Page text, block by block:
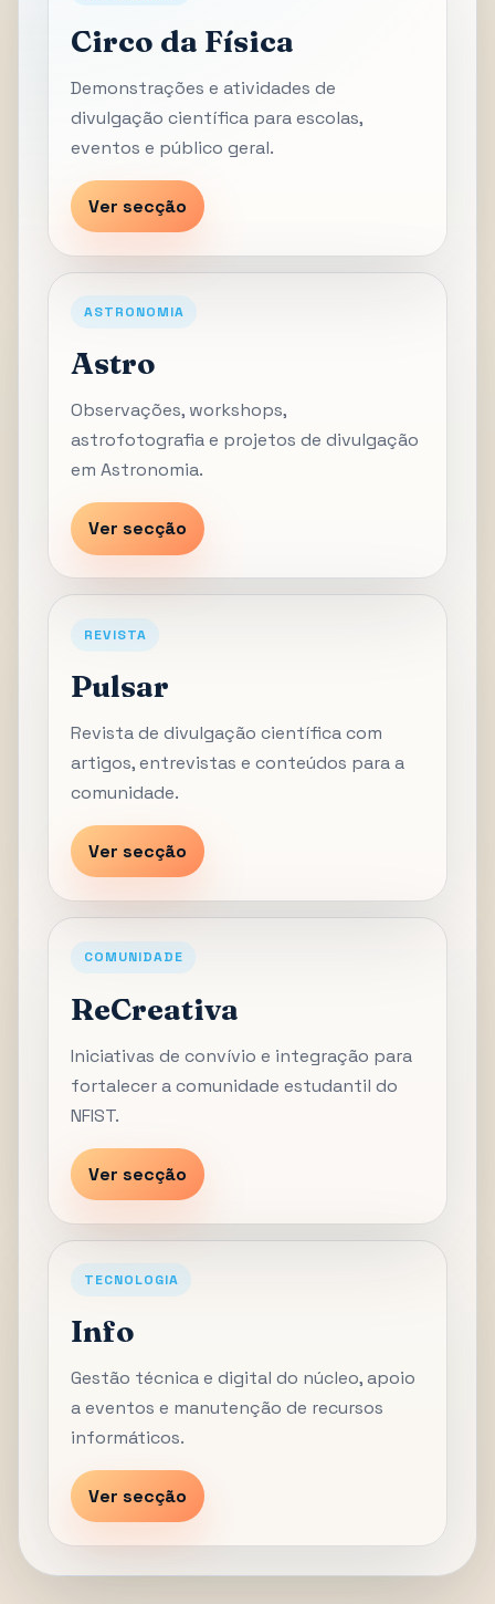
Circo da Física
Demonstrações e atividades de
divulgação científica para escolas,
eventos e público geral.
Ver secção
ASTRONOMIA
Astro
Observações, workshops,
astrofotografia e projetos de divulgação
em Astronomia.
Ver secção
REVISTA
Pulsar
Revista de divulgação científica com
artigos, entrevistas e conteúdos para a
comunidade.
Ver secção
COMUNIDADE
ReCreativa
Iniciativas de convívio e integração para
fortalecer a comunidade estudantil do
NFIST.
Ver secção
TECNOLOGIA
Info
Gestão técnica e digital do núcleo, apoio
a eventos e manutenção de recursos
informáticos.
Ver secção